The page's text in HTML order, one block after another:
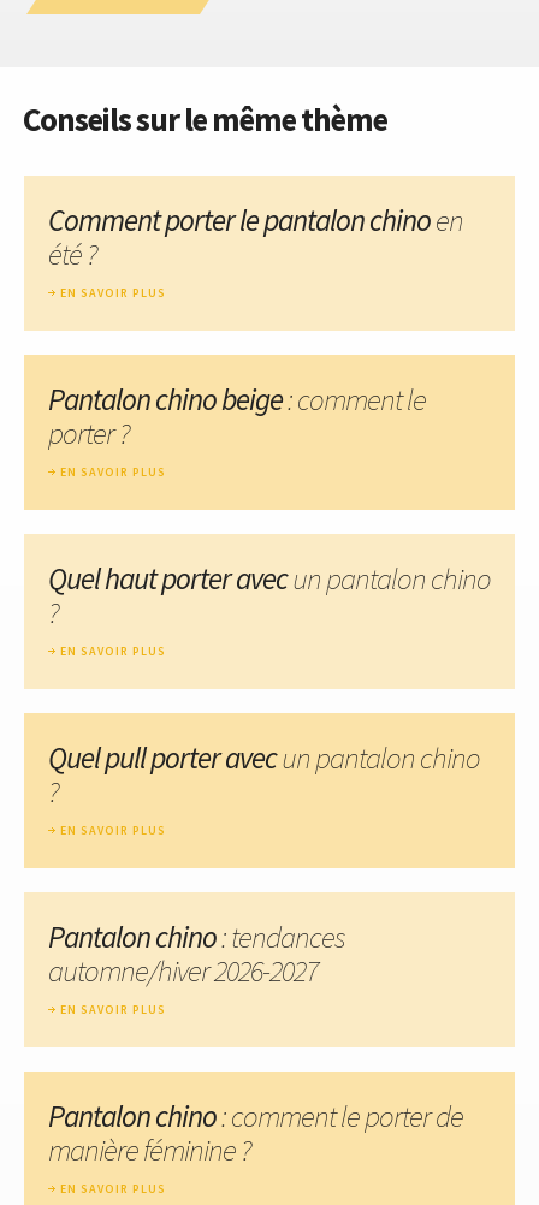
Conseils sur le même thème
Comment porter le pantalon chinoen
été ?
EN SAVOIR PLUS
Pantalon chino beige: comment le
porter ?
EN SAVOIR PLUS
Quel haut porter avecun pantalon chino
?
EN SAVOIR PLUS
Quel pull porter avecun pantalon chino
?
EN SAVOIR PLUS
Pantalon chino: tendances
automne/hiver 2026-2027
EN SAVOIR PLUS
Pantalon chino: comment le porter de
manière féminine ?
EN SAVOIR PLUS